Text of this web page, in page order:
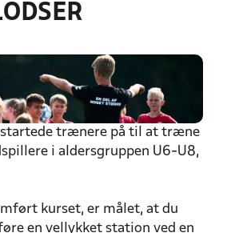
trænere på til at træne
i aldersgruppen U6-U8,
kurset, er målet, at du
en vellykket station ved en